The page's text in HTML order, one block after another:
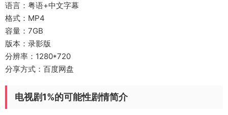
语言：粤语+中文字幕
格式：MP4
容量：7GB
版本：录影版
分辨率：1280*720
分享方式：百度网盘
电视剧1%的可能性剧情简介